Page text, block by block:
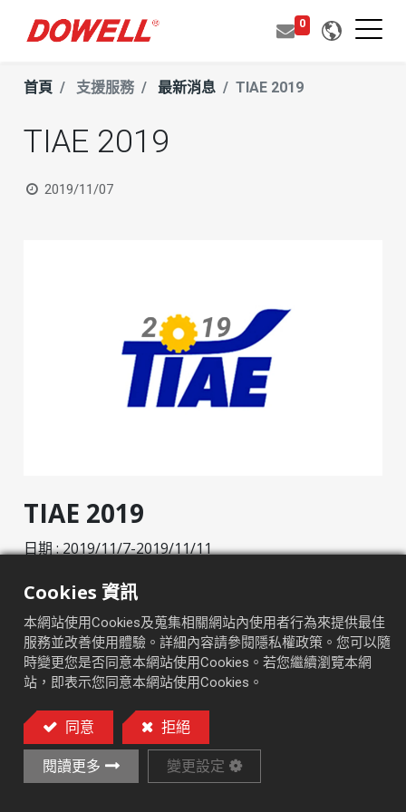
0
首頁 支援服務 最新消息 TIAE 2019
TIAE 2019
2019/11/07
TIAE 2019
日期 : 2019/11/7-2019/11/11
攤位號碼 :
Link:http://www.edn-mcshow.com/tc
最新消息
Cookies 資訊
本網站使用Cookies及蒐集相關網站內使用者行為來提供最佳
服務並改善使用體驗。詳細內容請參閱隱私權政策。您可以隨
時變更您是否同意本網站使用Cookies。若您繼續瀏覽本網
站，即表示您同意本網站使用Cookies。
同意 拒絕
閱讀更多 變更設定